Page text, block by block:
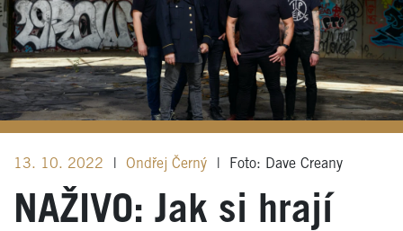
13. 10. 2022 Ondřej Černý Foto: Dave Creany
NAŽIVO: Jak si hrají